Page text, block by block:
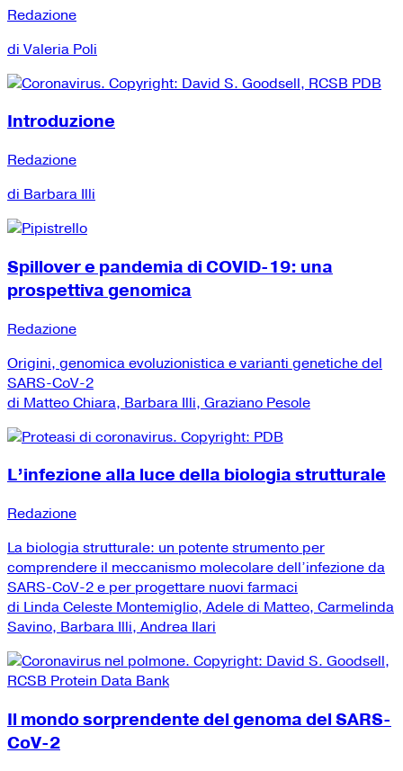
Redazione
di Valeria Poli
Introduzione
Redazione
di Barbara Illi
Spillover e pandemia di COVID-19: una
prospettiva genomica
Redazione
Origini, genomica evoluzionistica e varianti genetiche del
SARS-CoV-2
di Matteo Chiara, Barbara Illi, Graziano Pesole
L’infezione alla luce della biologia strutturale
Redazione
La biologia strutturale: un potente strumento per
comprendere il meccanismo molecolare dell’infezione da
SARS-CoV-2 e per progettare nuovi farmaci
di Linda Celeste Montemiglio, Adele di Matteo, Carmelinda
Savino, Barbara Illi, Andrea Ilari
Il mondo sorprendente del genoma del SARS-
CoV-2